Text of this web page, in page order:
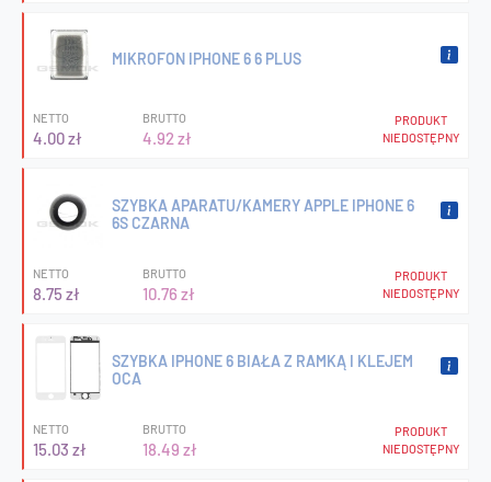
MIKROFON IPHONE 6 6 PLUS
NETTO
4.00 zł
BRUTTO
4.92 zł
PRODUKT
NIEDOSTĘPNY
SZYBKA APARATU/KAMERY APPLE IPHONE 6
6S CZARNA
NETTO
8.75 zł
BRUTTO
10.76 zł
PRODUKT
NIEDOSTĘPNY
SZYBKA IPHONE 6 BIAŁA Z RAMKĄ I KLEJEM
OCA
NETTO
15.03 zł
BRUTTO
18.49 zł
PRODUKT
NIEDOSTĘPNY